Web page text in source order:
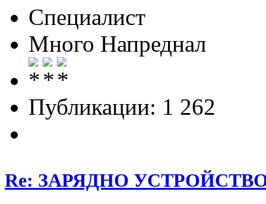
Специалист
Много Напреднал
Публикации: 1 262
Re: ЗАРЯДНО УСТРОЙСТВО